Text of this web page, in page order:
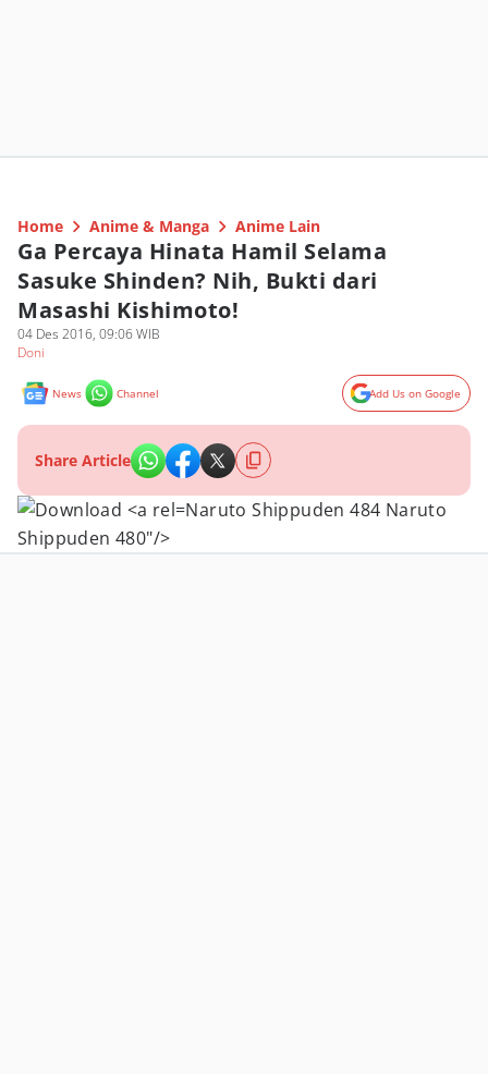
Home Anime & Manga Anime Lain
Ga Percaya Hinata Hamil Selama
Sasuke Shinden? Nih, Bukti dari
Masashi Kishimoto!
04 Des 2016, 09:06 WIB
Doni
News Channel Add Us on Google
Share Article
Naruto Shippuden 484 Naruto
Shippuden 480"/>